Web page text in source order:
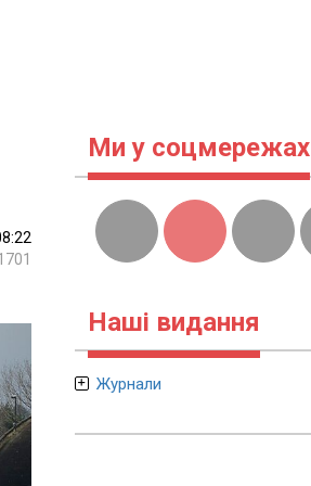
Ми у соцмережах
Наші видання
Журнали